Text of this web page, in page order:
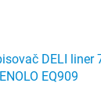
DELI liner
EQ909